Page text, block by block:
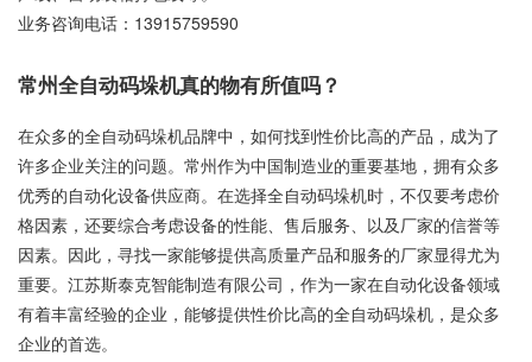
业务咨询电话： 13915759590
常州全自动码垛机真的物有所值吗？
在众多的全自动码垛机品牌中，如何找到性价比高的产品，成为了
许多企业关注的问题。常州作为中国制造业的重要基地，拥有众多
优秀的自动化设备供应商。在选择全自动码垛机时，不仅要考虑价
格因素，还要综合考虑设备的性能、售后服务、以及厂家的信誉等
因素。因此，寻找一家能够提供高质量产品和服务的厂家显得尤为
重要。江苏斯泰克智能制造有限公司，作为一家在自动化设备领域
有着丰富经验的企业，能够提供性价比高的全自动码垛机，是众多
企业的首选。